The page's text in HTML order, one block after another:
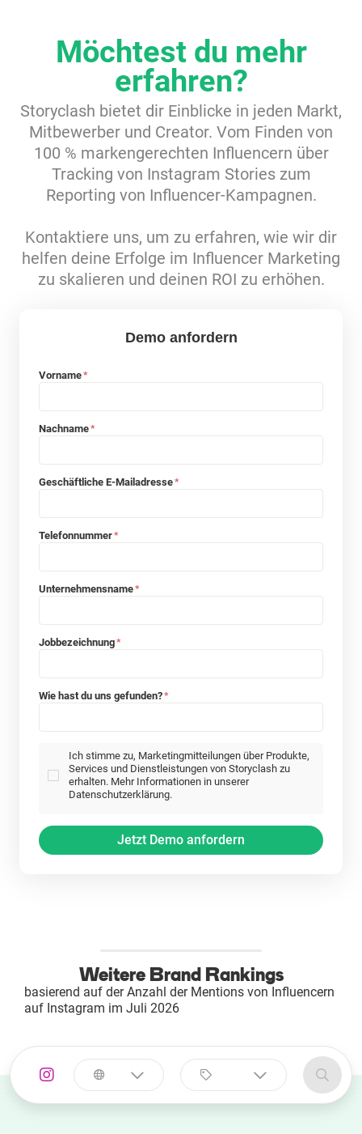
Webinars
Blog
Möchtest du mehr
erfahren?
Storyclash bietet dir Einblicke in jeden Markt,
Mitbewerber und Creator. Vom Finden von
100 % markengerechten Influencern über
Tracking von Instagram Stories zum
Reporting von Influencer-Kampagnen.
Kontaktiere uns, um zu erfahren, wie wir dir
helfen deine Erfolge im Influencer Marketing
zu skalieren und deinen ROI zu erhöhen.
Demo anfordern
Vorname*
Nachname*
Geschäftliche E-Mailadresse*
Telefonnummer*
Unternehmensname*
Jobbezeichnung*
Wie hast du uns gefunden?*
Ich stimme zu, Marketingmitteilungen über Produkte,
Services und Dienstleistungen von Storyclash zu
erhalten. Mehr Informationen in unserer
Datenschutzerklärung.
Weitere Brand Rankings
basierend auf der Anzahl der Mentions von Influencern
auf Instagram im Juli 2026